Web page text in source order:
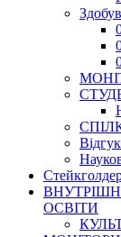
ОСВІТИ